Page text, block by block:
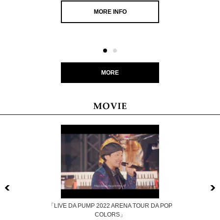
MORE INFO
MORE
「LIVE DA PUMP 2022 ARENA TOUR DA POP
COLORS」